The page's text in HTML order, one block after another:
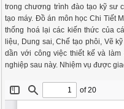
trong chương trình đào tạo kỹ sư
tạo máy. Đồ án môn học Chi Tiết
thống hoá lại các kiến thức của
liệu, Dung sai, Chế tạo phôi, Vẽ
dần với công việc thiết kế và
nghiệp sau này. Nhiệm vụ được